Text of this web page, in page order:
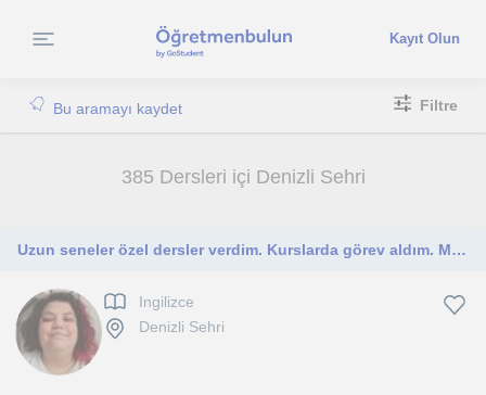
Kayıt Olun
Bu aramayı kaydet Filtre
385 Dersleri içi Denizli Sehri
Uzun seneler özel dersler verdim. Kurslarda görev aldım. Milli eğitimde ücretli öğretmenlik yaptım. Tecrübeliyim. Her gruba yöneli
Ingilizce
Denizli Sehri